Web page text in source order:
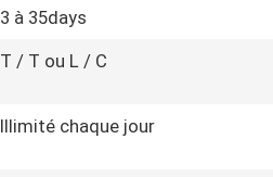
3 à 35days
T / T ou L / C
Illimité chaque jour